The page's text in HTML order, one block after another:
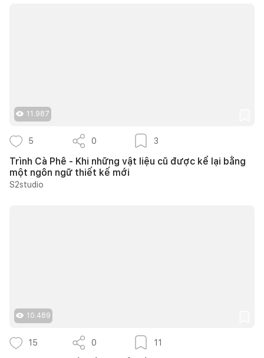
11.987
5 0 3
Trình Cà Phê - Khi những vật liệu cũ được kể lại bằng
một ngôn ngữ thiết kế mới
S2studio
10.489
15 0 11